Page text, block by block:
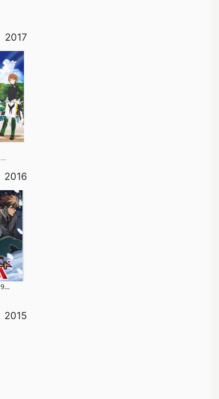
2017
シリーズ構成, 脚本
2016
ルガーコード1951
2015